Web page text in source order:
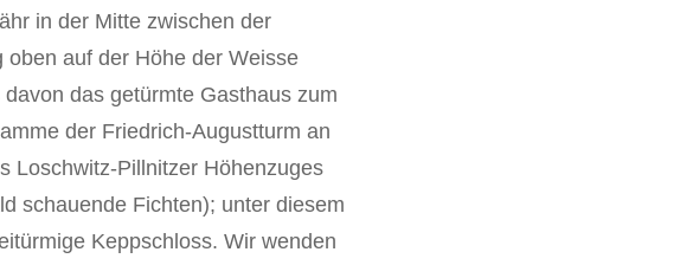
in der Mitte zwischen der
auf der Höhe der Weisse
das getürmte Gasthaus zum
der Friedrich-Augustturm an
Loschwitz-Pillnitzer Höhenzuges
schauende Fichten); unter diesem
Keppschloss. Wir wenden